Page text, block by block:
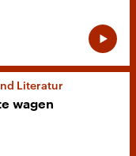
Literatur
wagen